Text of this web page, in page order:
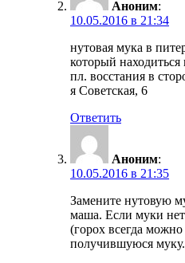
Аноним:
10.05.2016 в 21:34
нутовая мука в
который
пл. восстания в
я Советская, 6
Ответить
Аноним:
10.05.2016 в 21:35
Замените нутовую
маша. Если муки нет
(горох всегда
получившуюся муку.